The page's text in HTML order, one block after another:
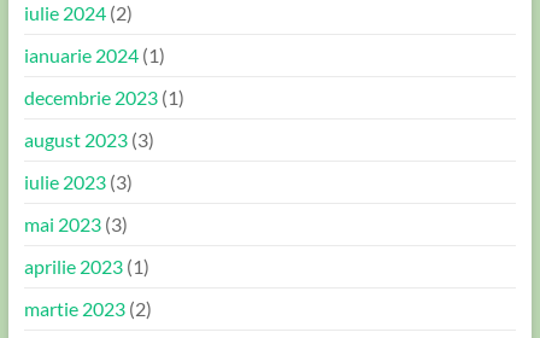
iulie 2024(2)
ianuarie 2024(1)
decembrie 2023(1)
august 2023(3)
iulie 2023(3)
mai 2023(3)
aprilie 2023(1)
martie 2023(2)